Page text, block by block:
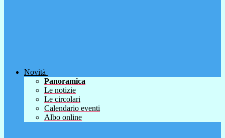
Novità
Panoramica
Le notizie
Le circolari
Calendario eventi
Albo online